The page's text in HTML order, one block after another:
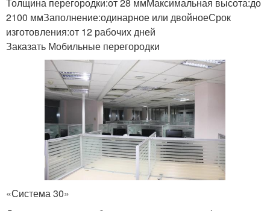
2100 ммЗаполнение:одинарное или двойноеСрок
изготовления:от 12 рабочих дней
Заказать Мобильные перегородки
«Система 30»